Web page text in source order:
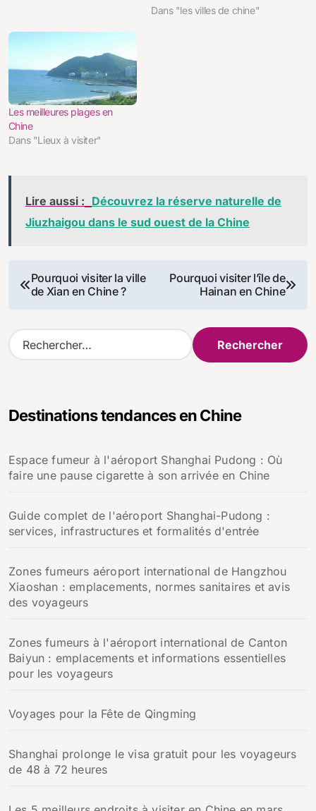
Dans "les villes de chine"
Les meilleures plages en
Chine
Dans "Lieux à visiter"
Lire aussi : Découvrez la réserve naturelle de
Jiuzhaigou dans le sud ouest de la Chine
Navigation
de
l’article
Pourquoi visiter la ville
de Xian en Chine ?
Pourquoi visiter l’île de
Hainan en Chine
R
e
r
e
r
Destinations tendances en Chine
Espace fumeur à l'aéroport Shanghai Pudong : Où
faire une pause cigarette à son arrivée en Chine
Guide complet de l'aéroport Shanghai-Pudong :
services, infrastructures et formalités d'entrée
Zones fumeurs aéroport international de Hangzhou
Xiaoshan : emplacements, normes sanitaires et avis
des voyageurs
Zones fumeurs à l'aéroport international de Canton
Baiyun : emplacements et informations essentielles
pour les voyageurs
Voyages pour la Fête de Qingming
Shanghai prolonge le visa gratuit pour les voyageurs
de 48 à 72 heures